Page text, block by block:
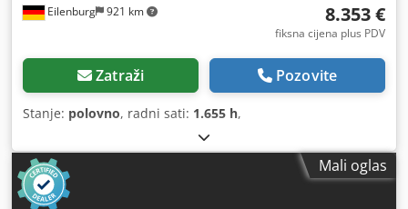
Eilenburg 921 km 8.353 €
fiksna cijena plus PDV
Zatraži Pozovite
Stanje: polovno, radni sati: 1.655 h,
Mali oglas